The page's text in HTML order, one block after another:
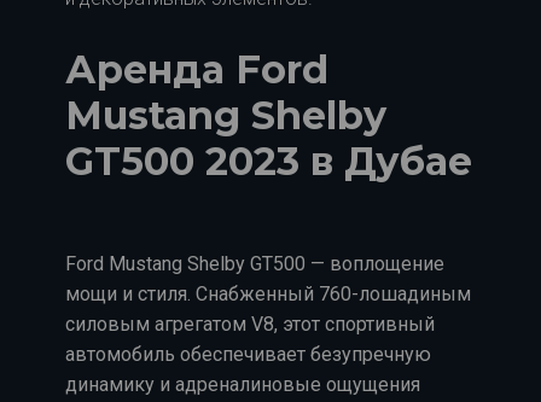
Аренда Ford
Mustang Shelby
GT500 2023 в Дубае
Ford Mustang Shelby GT500 — воплощение
мощи и стиля. Снабженный 760-лошадиным
силовым агрегатом V8, этот спортивный
автомобиль обеспечивает безупречную
динамику и адреналиновые ощущения